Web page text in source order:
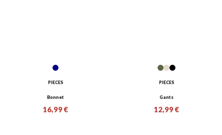
PIECES
Bonnet
16,99 €
PIECES
Gants
12,99 €